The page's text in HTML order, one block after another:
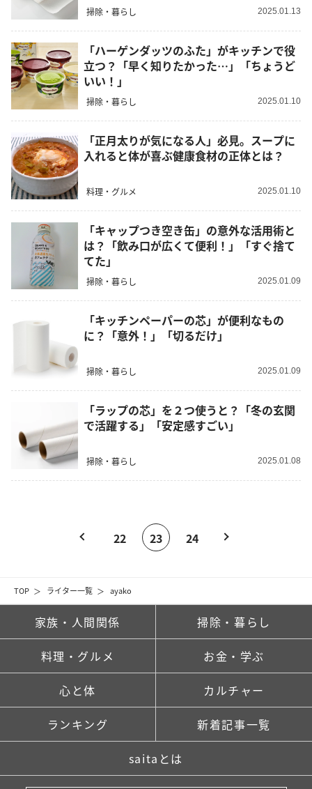
TOP ライター一覧 ayako
掃除・暮らし 2025.01.13
「ハーゲンダッツのふた」がキッチンで役
立つ？「早く知りたかった…」「ちょうど
いい！」
掃除・暮らし 2025.01.10
「正月太りが気になる人」必見。スープに
入れると体が喜ぶ健康食材の正体とは？
料理・グルメ 2025.01.10
「キャップつき空き缶」の意外な活用術と
は？「飲み口が広くて便利！」「すぐ捨て
てた」
掃除・暮らし 2025.01.09
「キッチンペーパーの芯」が便利なもの
に？「意外！」「切るだけ」
掃除・暮らし 2025.01.09
「ラップの芯」を２つ使うと？「冬の玄関
で活躍する」「安定感すごい」
掃除・暮らし 2025.01.08
22 23 24
家族・人間関係 掃除・暮らし
料理・グルメ お金・学ぶ
心と体 カルチャー
ランキング 新着記事一覧
saitaとは